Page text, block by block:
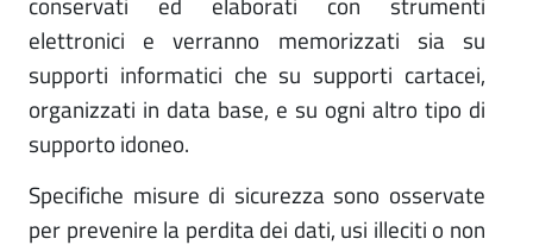
elettronici e verranno memorizzati sia su
supporti informatici che su supporti cartacei,
organizzati in data base, e su ogni altro tipo di
supporto idoneo.
Specifiche misure di sicurezza sono osservate
per prevenire la perdita dei dati, usi illeciti o non